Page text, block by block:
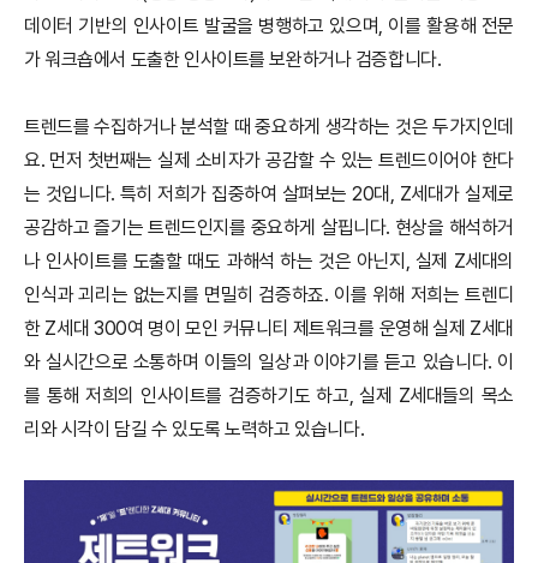
데이터 기반의 인사이트 발굴을 병행하고 있으며, 이를 활용해 전문
가 워크숍에서 도출한 인사이트를 보완하거나 검증합니다.
트렌드를 수집하거나 분석할 때 중요하게 생각하는 것은 두가지인데
요. 먼저 첫번째는 실제 소비자가 공감할 수 있는 트렌드이어야 한다
는 것입니다. 특히 저희가 집중하여 살펴보는 20대, Z세대가 실제로
공감하고 즐기는 트렌드인지를 중요하게 살핍니다. 현상을 해석하거
나 인사이트를 도출할 때도 과해석 하는 것은 아닌지, 실제 Z세대의
인식과 괴리는 없는지를 면밀히 검증하죠. 이를 위해 저희는 트렌디
한 Z세대 300여 명이 모인 커뮤니티 제트워크를 운영해 실제 Z세대
와 실시간으로 소통하며 이들의 일상과 이야기를 듣고 있습니다. 이
를 통해 저희의 인사이트를 검증하기도 하고, 실제 Z세대들의 목소
리와 시각이 담길 수 있도록 노력하고 있습니다.